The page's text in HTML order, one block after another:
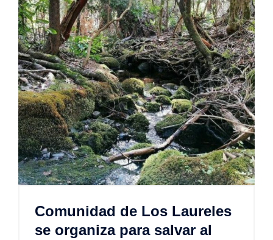
Comunidad de Los Laureles
se organiza para salvar al